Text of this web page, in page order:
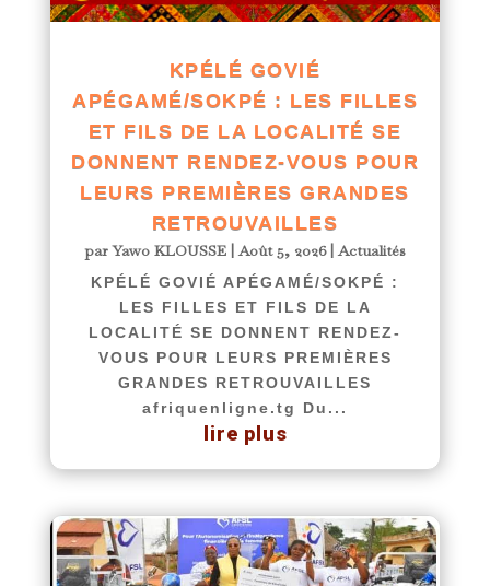
KPÉLÉ GOVIÉ
APÉGAMÉ/SOKPÉ : LES FILLES
ET FILS DE LA LOCALITÉ SE
DONNENT RENDEZ-VOUS POUR
LEURS PREMIÈRES GRANDES
RETROUVAILLES
parYawo KLOUSSE|Août 5, 2026|Actualités
KPÉLÉ GOVIÉ APÉGAMÉ/SOKPÉ :
LES FILLES ET FILS DE LA
LOCALITÉ SE DONNENT RENDEZ-
VOUS POUR LEURS PREMIÈRES
GRANDES RETROUVAILLES
afriquenligne.tg Du...
lire plus